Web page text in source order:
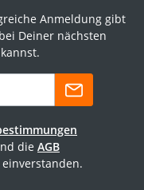
Anmeldung gibt
Deiner nächsten
die AGB